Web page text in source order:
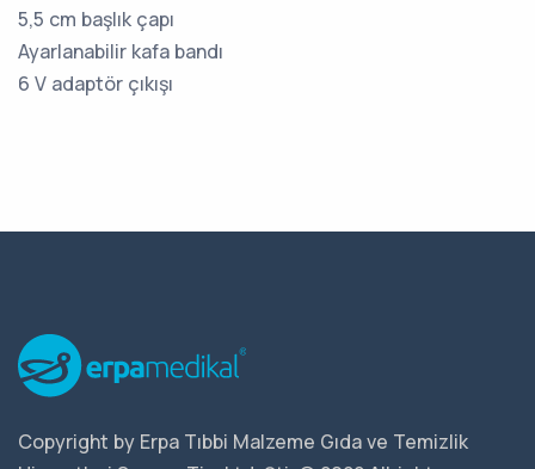
5,5 cm başlık çapı
Ayarlanabilir kafa bandı
6 V adaptör çıkışı
Copyright by Erpa Tıbbi Malzeme Gıda ve Temizlik